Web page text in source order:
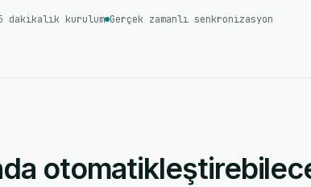
dakikalık kurulum Gerçek zamanlı senkronizasyon